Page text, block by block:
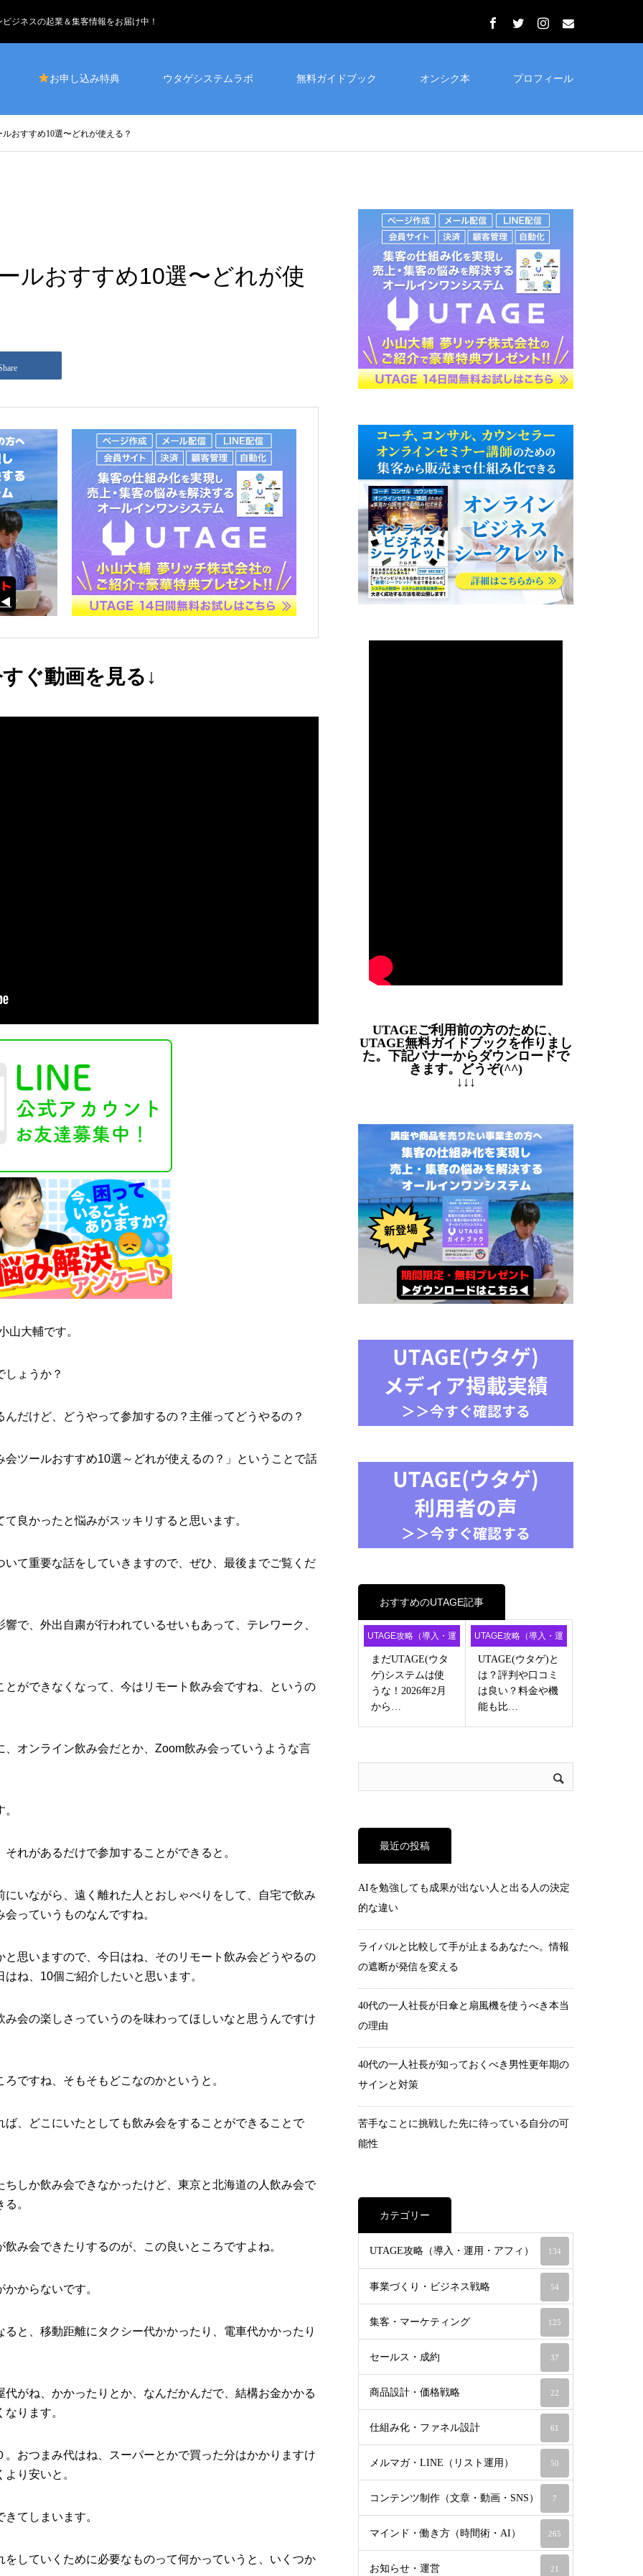
ジネスの起業＆集客情報をお届け中！
お申し込み特典 ウタゲシステムラボ 無料ガイドブック オンシク本 プロフィール
おすすめ10選〜どれが使える？
ルおすすめ10選〜どれが使
ぐ動画を見る↓
山大輔です。
しょうか？
だけど、どうやって参加するの？主催ってどうやるの？
ツールおすすめ10選～どれが使えるの？」ということで話
良かったと悩みがスッキリすると思います。
て重要な話をしていきますので、ぜひ、最後までご覧くだ
で、外出自粛が行われているせいもあって、テレワーク、
ができなくなって、今はリモート飲み会ですね、というの
オンライン飲み会だとか、Zoom飲み会っていうような言
れがあるだけで参加することができると。
いながら、遠く離れた人とおしゃべりをして、自宅で飲み
っていうものなんですね。
思いますので、今日はね、そのリモート飲み会どうやるの
ね、10個ご紹介したいと思います。
会の楽しさっていうのを味わってほしいなと思うんですけ
ですね、そもそもどこなのかというと。
、どこにいたとしても飲み会をすることができることで
しか飲み会できなかったけど、東京と北海道の人飲み会で
。
み会できたりするのが、この良いところですよね。
からないです。
と、移動距離にタクシー代かかったり、電車代かかったり
がね、かかったりとか、なんだかんだで、結構お金かかる
ります。
おつまみ代はね、スーパーとかで買った分はかかりますけ
り安いと。
てしまいます。
していくために必要なものって何かっていうと、いくつか
UTAGEご利用前の方のために、
UTAGE無料ガイドブックを作りまし
た。下記バナーからダウンロードで
きます。どうぞ(^^)
↓↓↓
おすすめのUTAGE記事
UTAGE攻略（導入・運
用・アフィ）
まだUTAGE(ウタ
ゲ)システムは使
うな！2026年2月
から…
UTAGE攻略（導入・運
用・アフィ）
UTAGE(ウタゲ)と
は？評判や口コミ
は良い？料金や機
能も比…
最近の投稿
AIを勉強しても成果が出ない人と出る人の決定
的な違い
ライバルと比較して手が止まるあなたへ。情報
の遮断が発信を変える
40代の一人社長が日傘と扇風機を使うべき本当
の理由
40代の一人社長が知っておくべき男性更年期の
サインと対策
苦手なことに挑戦した先に待っている自分の可
能性
カテゴリー
UTAGE攻略（導入・運用・アフィ） 134
事業づくり・ビジネス戦略 54
集客・マーケティング 125
セールス・成約 37
商品設計・価格戦略 22
仕組み化・ファネル設計 61
メルマガ・LINE（リスト運用） 50
コンテンツ制作（文章・動画・SNS） 7
マインド・働き方（時間術・AI） 265
お知らせ・運営 21